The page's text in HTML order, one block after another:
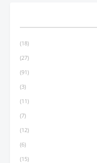
(18)
(27)
(91)
(3)
(11)
(7)
(12)
(6)
(15)